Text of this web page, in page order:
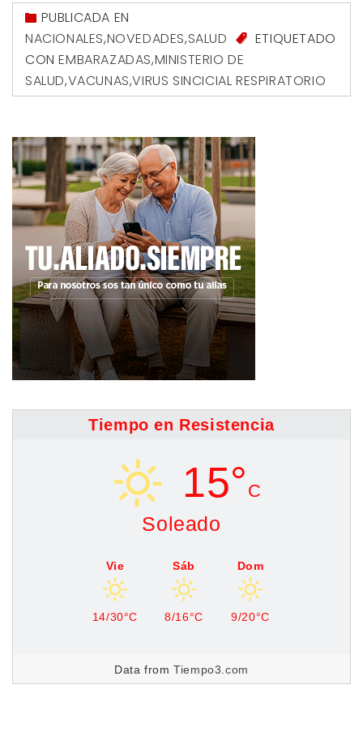
PUBLICADA EN
NACIONALES,NOVEDADES,SALUD
ETIQUETADO
CONEMBARAZADAS,MINISTERIO DE
SALUD,VACUNAS,VIRUS SINCICIAL RESPIRATORIO
Tiempo en Resistencia
15° C
Soleado
Vie
14/30°C
Sáb
8/16°C
Dom
9/20°C
Data fromTiempo3.com